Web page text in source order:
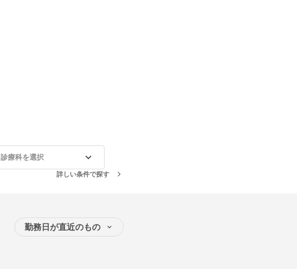
診療科を選択
詳しい条件で探す
勤務日が直近のもの